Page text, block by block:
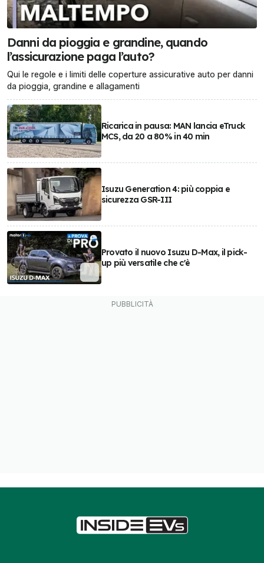
Danni da pioggia e grandine, quando
l’assicurazione paga l’auto?
Qui le regole e i limiti delle coperture assicurative auto per danni
da pioggia, grandine e allagamenti
Ricarica in pausa: MAN lancia eTruck
MCS, da 20 a 80% in 40 min
Isuzu Generation 4: più coppia e
sicurezza GSR-III
Provato il nuovo Isuzu D-Max, il pick-
up più versatile che c'è